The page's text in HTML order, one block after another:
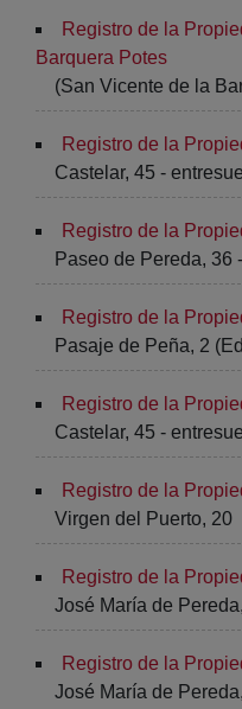
Registro de la
Barquera Potes
(San Vicente de la
Registro de la
Castelar, 45 -
Registro de la
Paseo de Pereda, 36
Registro de la
Pasaje de Peña, 2
Registro de la
Castelar, 45 -
Registro de la
Virgen del Puerto, 20
Registro de la
José María de
Registro de la
José María de